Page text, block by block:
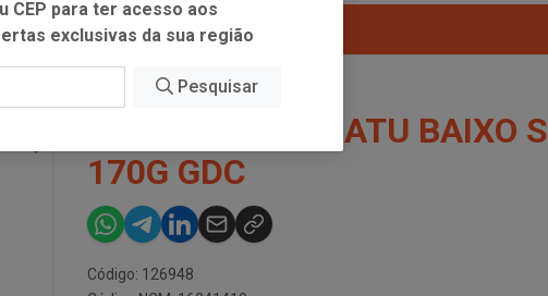
ATUM SOLIDO NATU BAIXO
170G GDC
Código: 126948
CEP para ter acesso aos
exclusivas da sua região
Pesquisar